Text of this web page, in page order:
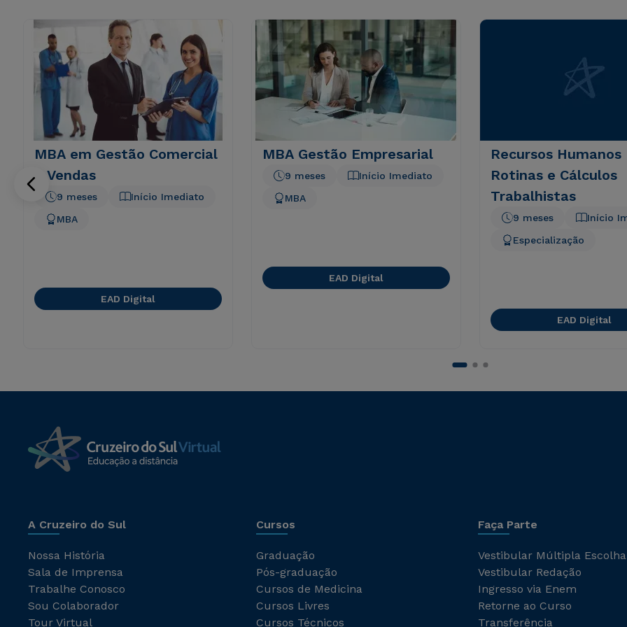
MBA em Gestão Comercial
e Vendas
Início Imediato
9 meses
MBA
EAD Digital
MBA Gestão Empresarial
Início Imediato
9 meses
MBA
EAD Digital
Recursos Humanos
Rotinas e Cálculos
Trabalhistas
Início
9 meses
Especialização
EAD Digital
A Cruzeiro do Sul
Nossa História
Sala de Imprensa
Trabalhe Conosco
Sou Colaborador
Tour Virtual
Cursos
Graduação
Pós-graduação
Cursos de Medicina
Cursos Livres
Cursos Técnicos
Faça Parte
Vestibular Múltipla Escolha
Vestibular Redação
Ingresso via Enem
Retorne ao Curso
Transferência